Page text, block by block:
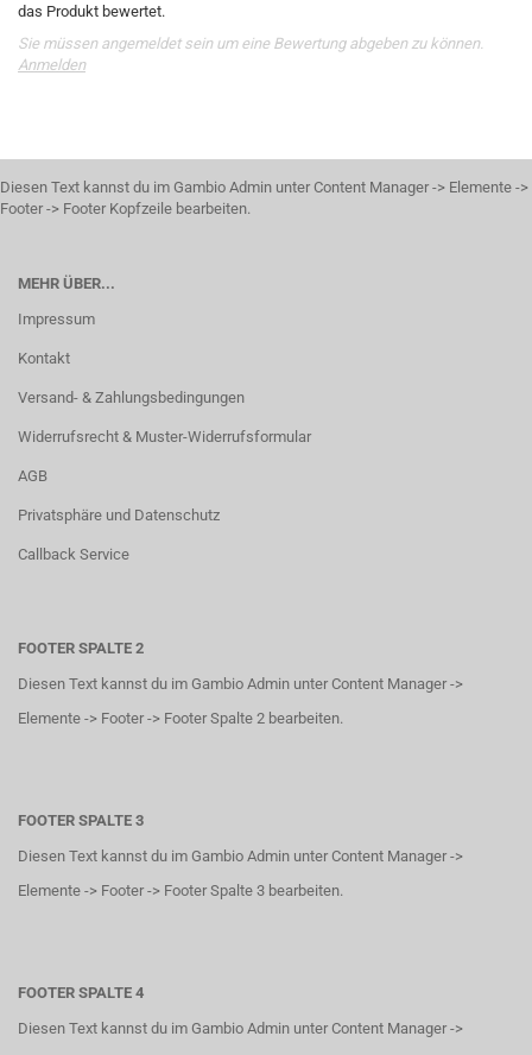
das Produkt bewertet.
Sie müssen angemeldet sein um eine Bewertung abgeben zu können.
Anmelden
Diesen Text kannst du im Gambio Admin unter Content Manager -> Elemente ->
Footer -> Footer Kopfzeile bearbeiten.
MEHR ÜBER...
Impressum
Kontakt
Versand- & Zahlungsbedingungen
Widerrufsrecht & Muster-Widerrufsformular
AGB
Privatsphäre und Datenschutz
Callback Service
FOOTER SPALTE 2
Diesen Text kannst du im Gambio Admin unter Content Manager ->
Elemente -> Footer -> Footer Spalte 2 bearbeiten.
FOOTER SPALTE 3
Diesen Text kannst du im Gambio Admin unter Content Manager ->
Elemente -> Footer -> Footer Spalte 3 bearbeiten.
FOOTER SPALTE 4
Diesen Text kannst du im Gambio Admin unter Content Manager ->